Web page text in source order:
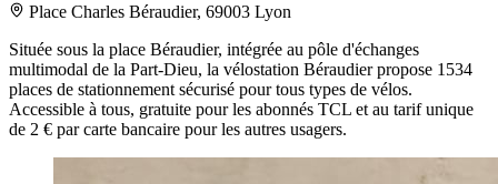
Place Charles Béraudier, 69003 Lyon
Située sous la place Béraudier, intégrée au pôle d'échanges
multimodal de la Part-Dieu, la vélostation Béraudier propose 1534
places de stationnement sécurisé pour tous types de vélos.
Accessible à tous, gratuite pour les abonnés TCL et au tarif unique
de 2 € par carte bancaire pour les autres usagers.